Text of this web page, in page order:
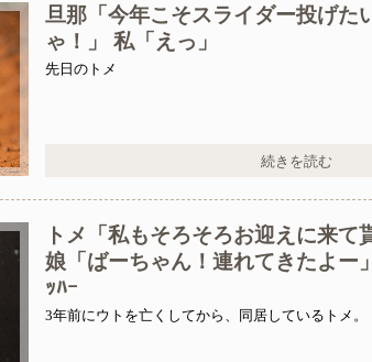
会社を一昨日の朝やめてきた。ヘンパイとかいつ
てくれるだけでいいからー」私（置いとくだけ
旦那「今年こそスライダー投げた
ゃ！」 私「えっ」
先日のトメ
続きを読む
トメ「私もそろそろお迎えに来て
娘「ばーちゃん！連れてきたよー
ｯﾊｰ
3年前にウトを亡くしてから、同居しているトメ。